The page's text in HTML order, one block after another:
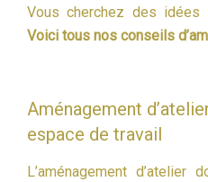
Vous cherchez des idées
Voici tous nos conseils
Aménagement
espace de travail
L’aménagement